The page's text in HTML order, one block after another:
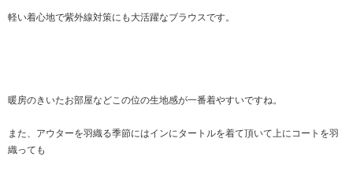
軽い着心地で紫外線対策にも大活躍なブラウスです。
暖房のきいたお部屋などこの位の生地感が一番着やすいですね。
また、アウターを羽織る季節にはインにタートルを着て頂いて上にコートを羽
織っても